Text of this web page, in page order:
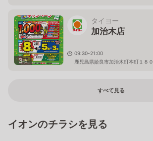
3枚
タイヨー
加治木店
09:30-21:00
鹿児島県姶良市加治木町本町１８０
すべて見る
イオンのチラシを見る